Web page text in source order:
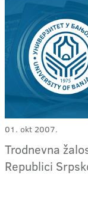
01. okt 2007.
Trodnevna
Republici